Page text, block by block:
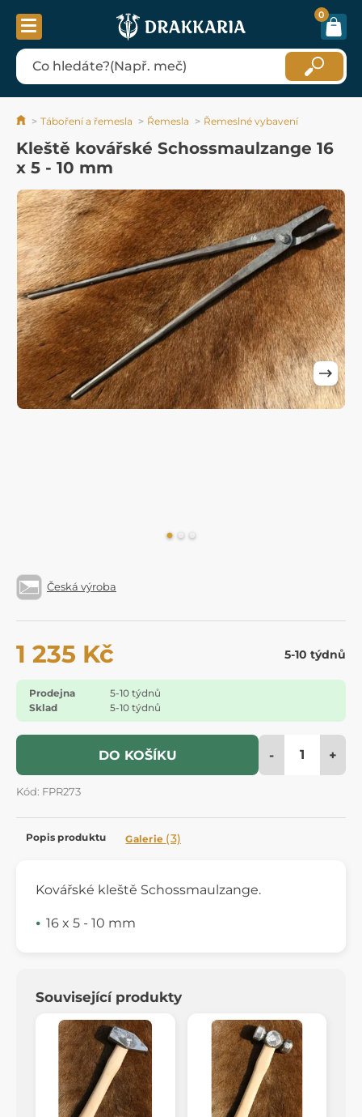
0
Táboření a řemesla Řemesla Řemeslné vybavení
Kleště kovářské Schossmaulzange 16
x 5 - 10 mm
Česká výroba
1 235 Kč 5-10 týdnů
Prodejna
5-10 týdnů
Sklad
5-10 týdnů
DO KOŠÍKU - +
Kód: FPR273
Popis produktu Galerie (3)
Kovářské kleště Schossmaulzange.
16 x 5 - 10 mm
Související produkty